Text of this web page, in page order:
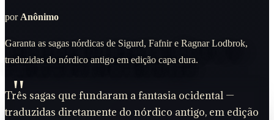
porAnônimo
Garanta as sagas nórdicas de Sigurd, Fafnir e Ragnar Lodbrok,
traduzidas do nórdico antigo em edição capa dura.
Três sagas que fundaram a fantasia ocidental —
traduzidas diretamente do nórdico antigo, em edição